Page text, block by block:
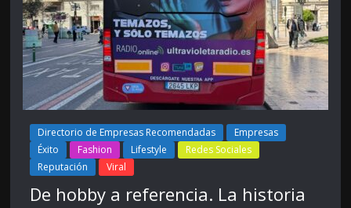
Directorio de Empresas Recomendadas
Empresas
Éxito
Fashion Lifestyle
Redes Sociales
Reputación
Viral
De hobby a referencia. La historia